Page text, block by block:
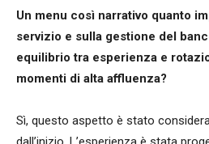
Un menu così narrativo quanto
servizio e sulla gestione del
equilibrio tra esperienza e
momenti di alta affluenza?
Sì, questo aspetto è stato